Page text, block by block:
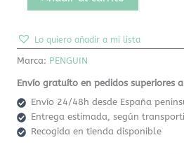
Lo quiero añadir a mi lista
Marca: PENGUIN
Envío gratuíto en pedidos superiores
Envío 24/48h desde España
Entrega estimada, según
Recogida en tienda disponible